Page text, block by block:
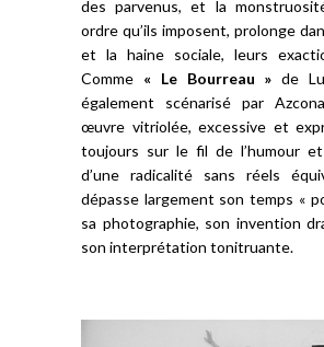
des parvenus, et la
ordre qu’ils imposent, prolonge
et la haine sociale, leurs
Comme « Le Bourreau » de
également scénarisé par
œuvre vitriolée, excessive et
toujours sur le fil de l’humour et
d’une radicalité sans réels
dépasse largement son temps «
sa photographie, son invention
son interprétation tonitruante.